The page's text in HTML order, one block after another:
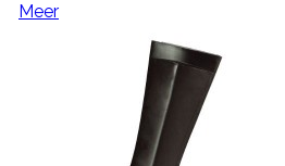
Meer